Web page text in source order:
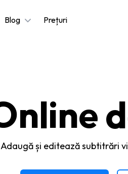
Blog Prețuri
Adaugă și editează subtitrări